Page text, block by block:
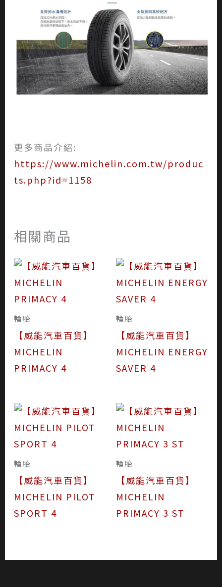
更多商品介紹:
https://www.michelin.com.tw/produc
ts.php?id=1158
相關商品
輪胎
【威能汽車百貨】
MICHELIN
PRIMACY 4
輪胎
【威能汽車百貨】
MICHELIN ENERGY
SAVER 4
輪胎
【威能汽車百貨】
MICHELIN PILOT
SPORT 4
輪胎
【威能汽車百貨】
MICHELIN
PRIMACY 3 ST